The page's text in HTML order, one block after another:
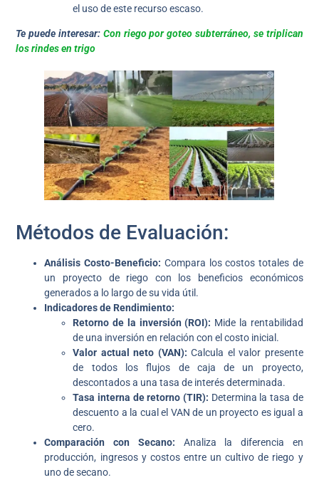
el uso de este recurso escaso.
Te puede interesar: Con riego por goteo subterráneo, se triplican
los rindes en trigo
Métodos de Evaluación:
Análisis Costo-Beneficio: Compara los costos totales de
un proyecto de riego con los beneficios económicos
generados a lo largo de su vida útil.
Indicadores de Rendimiento:
Retorno de la inversión (ROI): Mide la rentabilidad
de una inversión en relación con el costo inicial.
Valor actual neto (VAN): Calcula el valor presente
de todos los flujos de caja de un proyecto,
descontados a una tasa de interés determinada.
Tasa interna de retorno (TIR): Determina la tasa de
descuento a la cual el VAN de un proyecto es igual a
cero.
Comparación con Secano: Analiza la diferencia en
producción, ingresos y costos entre un cultivo de riego y
uno de secano.